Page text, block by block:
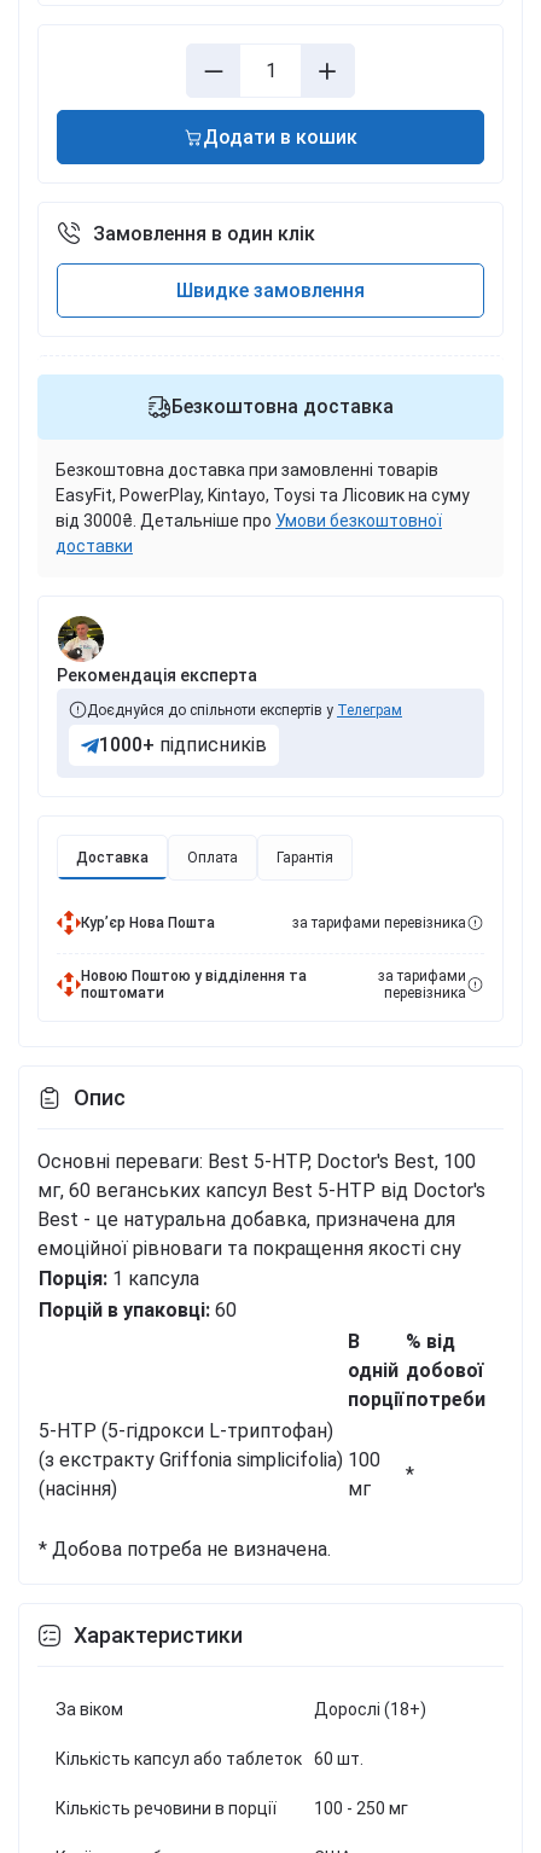
Доставка Оплата Гарантія
Курʼєр Нова Пошта за тарифами перевізника
Новою Поштою у відділення та
поштомати
за тарифами
перевізника
Додати в кошик
Замовлення в один клік
Швидке замовлення
Безкоштовна доставка
Безкоштовна доставка при замовленні товарів
EasyFit, PowerPlay, Kintayo, Toysi та Лісовик на суму
від 3000₴. Детальніше про Умови безкоштовної
доставки
Рекомендація експерта
Доєднуйся до спільноти експертів у Телеграм
1000+ підписників
Опис
Основні переваги: Best 5-HTP, Doctor's Best, 100
мг, 60 веганських капсул Best 5-HTP від Doctor's
Best - це натуральна добавка, призначена для
емоційної рівноваги та покращення якості сну
Порція: 1 капсула
Порцій в упаковці: 60
В
одній
порції
% від
добової
потреби
5-HTP (5-гідрокси L-триптофан)
(з екстракту Griffonia simplicifolia)
(насіння)
100
мг
*
* Добова потреба не визначена.
Характеристики
За віком Дорослі (18+)
Кількість капсул або таблеток 60 шт.
Кількість речовини в порції 100 - 250 мг